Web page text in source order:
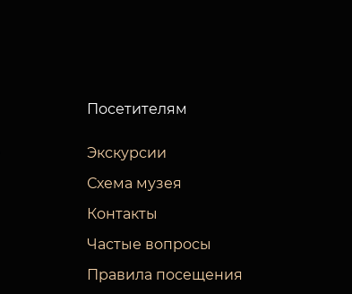
Посетителям
Экскурсии
Схема музея
Контакты
Частые вопросы
Правила посещения